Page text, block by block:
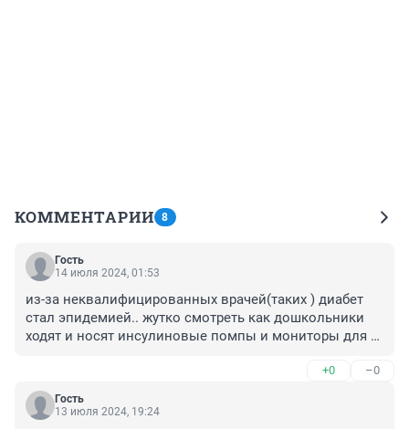
КОММЕНТАРИИ 8
Гость
14 июля 2024, 01:53
из-за неквалифицированных врачей(таких ) диабет
стал эпидемией.. жутко смотреть как дошкольники
ходят и носят инсулиновые помпы и мониторы для
+0 –0
Гость
13 июля 2024, 19:24